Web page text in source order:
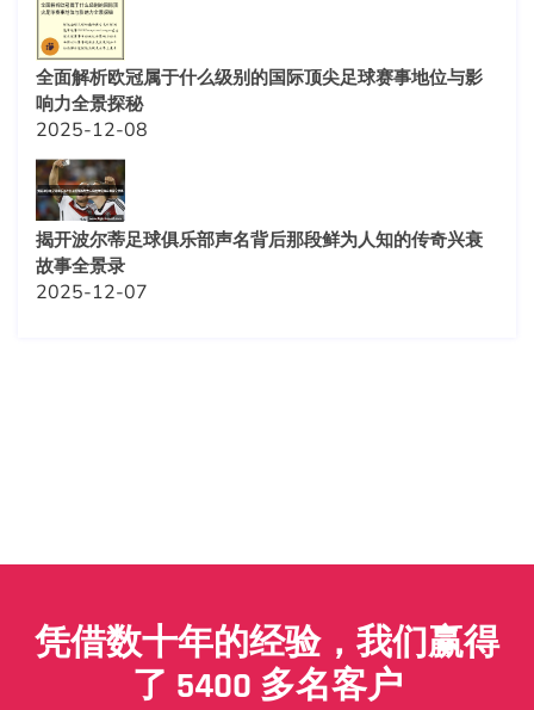
全面解析欧冠属于什么级别的国际顶尖足球赛事地位与影
响力全景探秘
2025-12-08
揭开波尔蒂足球俱乐部声名背后那段鲜为人知的传奇兴衰
故事全景录
2025-12-07
凭借数十年的经验，我们赢得
了 5400 多名客户